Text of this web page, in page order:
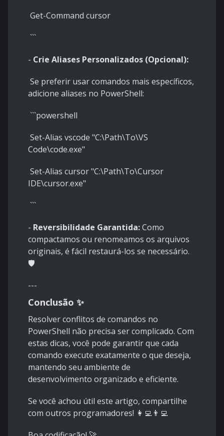
Get-Command cursor
```
- Crie Aliases Personalizados (Opcional):
Se preferir usar comandos mais específicos,
adicione aliases no PowerShell:
```powershell
Set-Alias vscode "C:\Path\To\VS
Code\code.exe"
Set-Alias cursor "C:\Path\To\Cursor
IDE\cursor.exe"
```
- Reversibilidade Garantida:Como
compactamos ou renomeamos os arquivos
originais, é fácil restaurá-los se necessário.
🛡️
---
Conclusão ✨
Resolver conflitos de comandos no
PowerShell não precisa ser complicado. Com
estas dicas, você pode garantir que cada
comando execute exatamente o que deseja,
mantendo seu ambiente de
desenvolvimento organizado e eficiente.
Se você achou útil este artigo, compartilhe
com outros programadores! 👩‍💻👨‍💻